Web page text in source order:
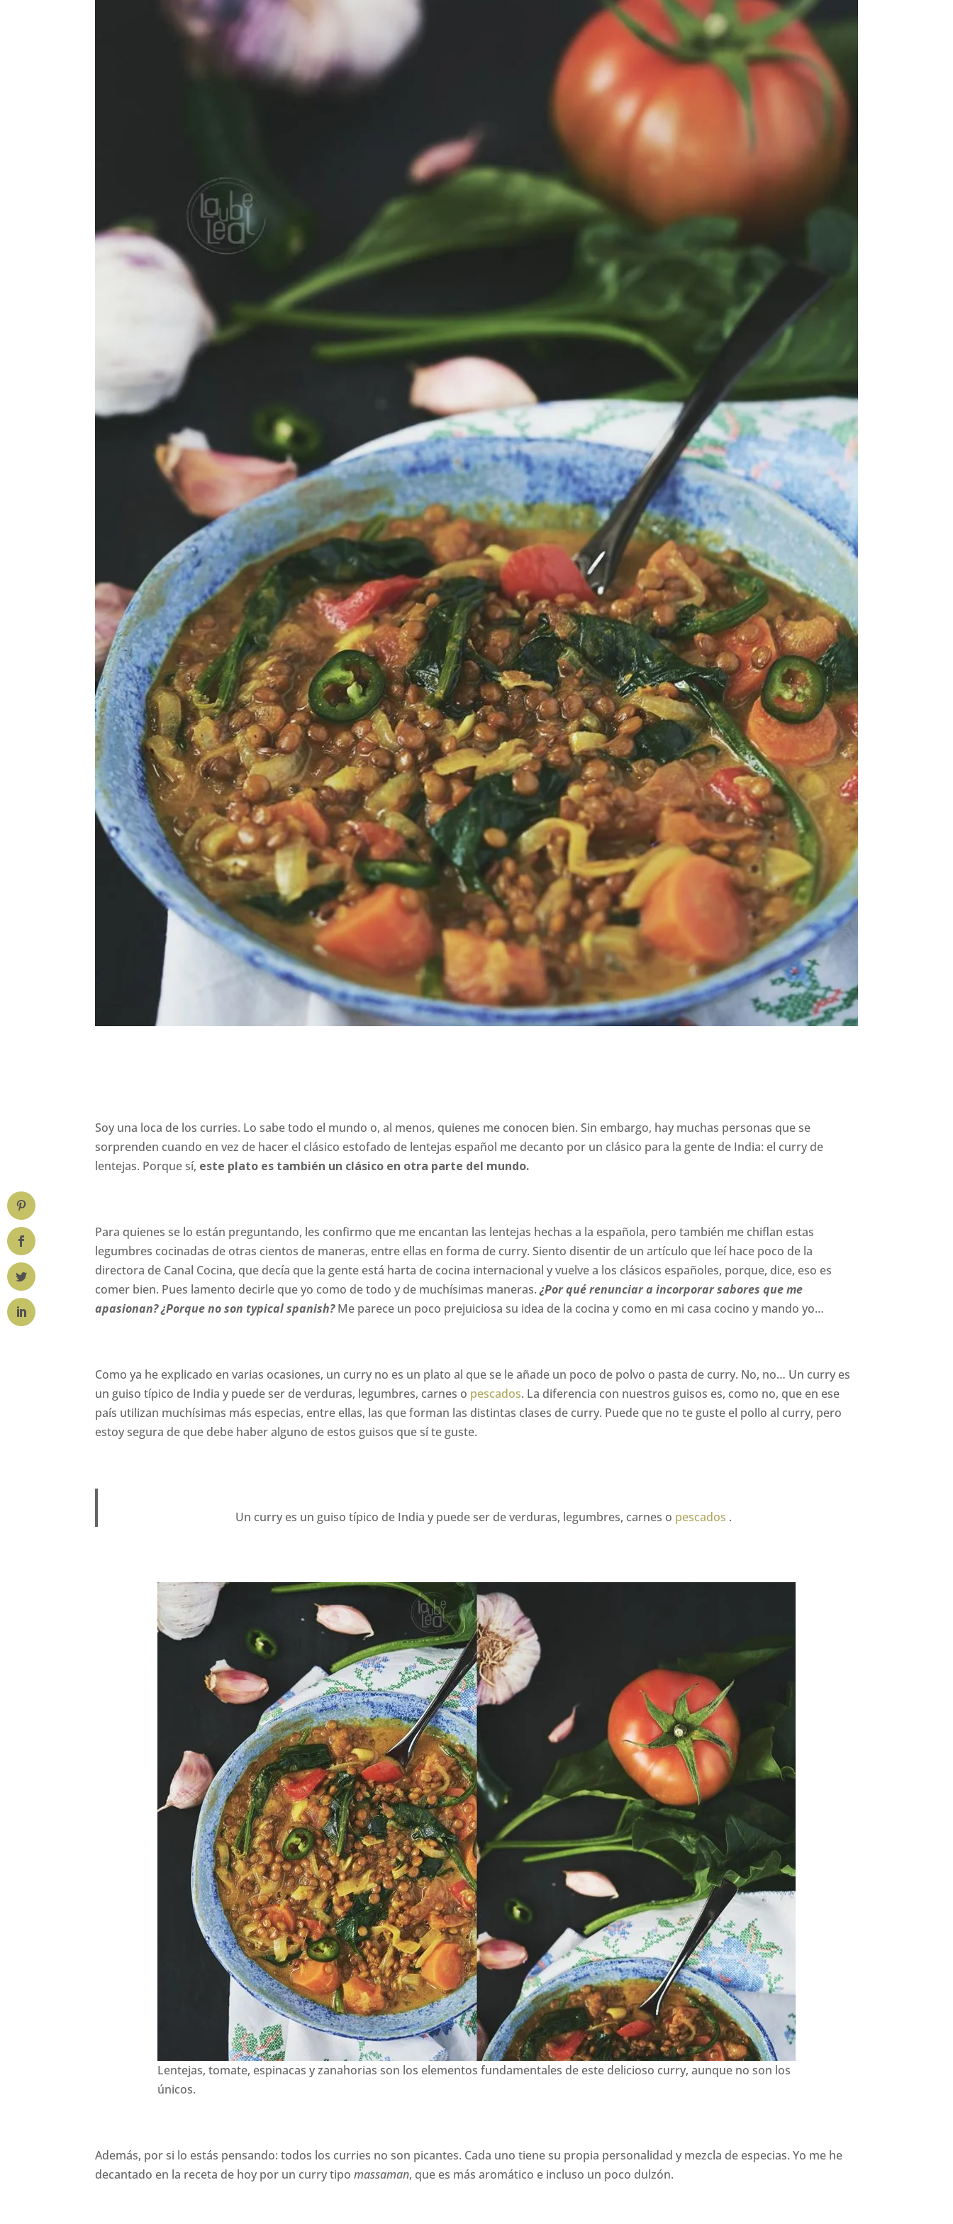
Soy una loca de los curries. Lo sabe todo el mundo o, al menos, quienes me conocen bien. Sin embargo, hay muchas personas que se
sorprenden cuando en vez de hacer el clásico estofado de lentejas español me decanto por un clásico para la gente de India: el curry de
lentejas. Porque sí, este plato es también un clásico en otra parte del mundo.
Para quienes se lo están preguntando, les confirmo que me encantan las lentejas hechas a la española, pero también me chiflan estas
legumbres cocinadas de otras cientos de maneras, entre ellas en forma de curry. Siento disentir de un artículo que leí hace poco de la
directora de Canal Cocina, que decía que la gente está harta de cocina internacional y vuelve a los clásicos españoles, porque, dice, eso es
comer bien. Pues lamento decirle que yo como de todo y de muchísimas maneras.¿Por qué renunciar a incorporar sabores que me
apasionan? ¿Porque no son typical spanish?Me parece un poco prejuiciosa su idea de la cocina y como en mi casa cocino y mando yo…
Como ya he explicado en varias ocasiones, un curry no es un plato al que se le añade un poco de polvo o pasta de curry. No, no… Un curry es
un guiso típico de India y puede ser de verduras, legumbres, carnes o pescados. La diferencia con nuestros guisos es, como no, que en ese
país utilizan muchísimas más especias, entre ellas, las que forman las distintas clases de curry. Puede que no te guste el pollo al curry, pero
estoy segura de que debe haber alguno de estos guisos que sí te guste.
Un curry es un guiso típico de India y puede ser de verduras, legumbres, carnes o pescados .
Lentejas, tomate, espinacas y zanahorias son los elementos fundamentales de este delicioso curry, aunque no son los
únicos.
Además, por si lo estás pensando: todos los curries no son picantes. Cada uno tiene su propia personalidad y mezcla de especias. Yo me he
decantado en la receta de hoy por un curry tipomassaman, que es más aromático e incluso un poco dulzón.